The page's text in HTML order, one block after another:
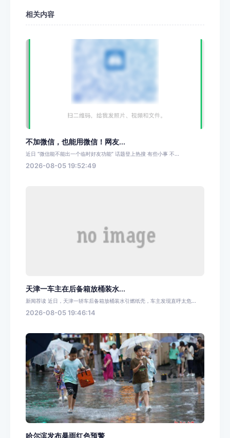
相关内容
不加微信，也能用微信！网友...
近日 “微信能不能出一个临时好友功能” 话题登上热搜 有些小事 不...
2026-08-05 19:52:49
天津一车主在后备箱放桶装水...
新闻荐读 近日，天津一轿车后备箱放桶装水引燃纸壳，车主发现直呼太危...
2026-08-05 19:46:14
哈尔滨发布暴雨红色预警